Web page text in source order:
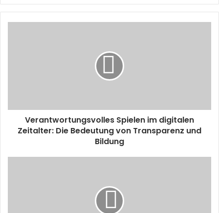
Verantwortungsvolles Spielen im digitalen
Zeitalter: Die Bedeutung von Transparenz und
Bildung